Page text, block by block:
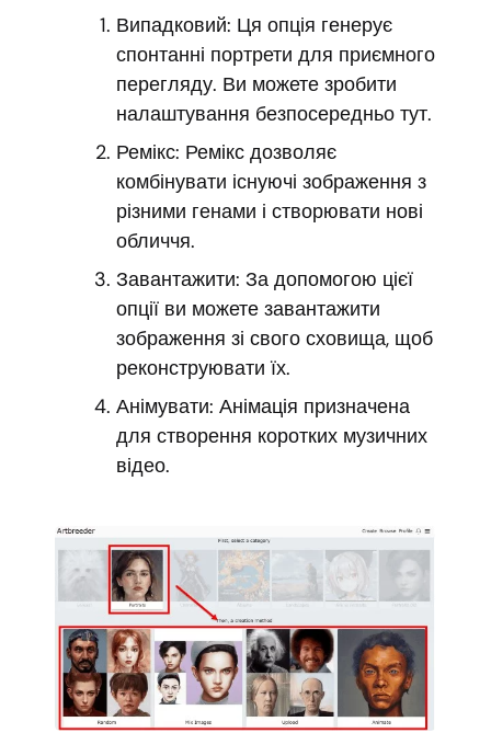
Випадковий: Ця опція генерує
спонтанні портрети для приємного
перегляду. Ви можете зробити
налаштування безпосередньо тут.
Ремікс: Ремікс дозволяє
комбінувати існуючі зображення з
різними генами і створювати нові
обличчя.
Завантажити: За допомогою цієї
опції ви можете завантажити
зображення зі свого сховища, щоб
реконструювати їх.
Анімувати: Анімація призначена
для створення коротких музичних
відео.